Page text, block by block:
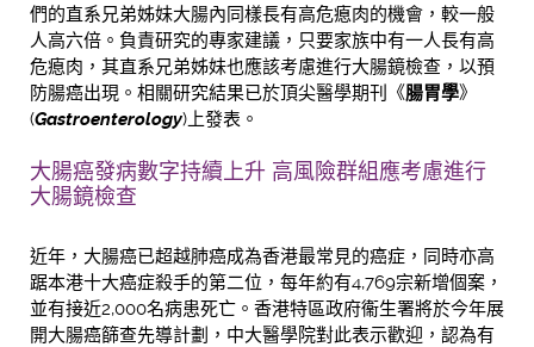
們的直系兄弟姊妹大腸內同樣長有高危瘜肉的機會，較一般
人高六倍。負責研究的專家建議，只要家族中有一人長有高
危瘜肉，其直系兄弟姊妹也應該考慮進行大腸鏡檢查，以預
防腸癌出現。相關研究結果已於頂尖醫學期刊《腸胃學》
(Gastroenterology)上發表。
大腸癌發病數字持續上升 高風險群組應考慮進行
大腸鏡檢查
近年，大腸癌已超越肺癌成為香港最常見的癌症，同時亦高
踞本港十大癌症殺手的第二位，每年約有4,769宗新增個案，
並有接近2,000名病患死亡。香港特區政府衞生署將於今年展
開大腸癌篩查先導計劃，中大醫學院對此表示歡迎，認為有